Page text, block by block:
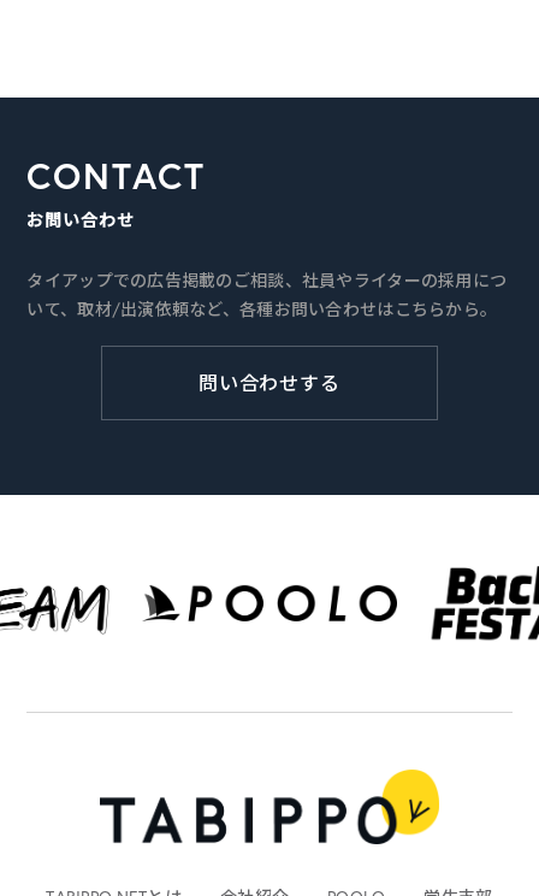
CONTACT
お問い合わせ
タイアップでの広告掲載のご相談、社員やライターの採用につ
いて、取材/出演依頼など、各種お問い合わせはこちらから。
問い合わせする